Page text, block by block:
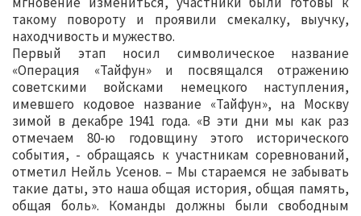
такому повороту и проявили смекалку, выучку,
находчивость и мужество.
Первый этап носил символическое название
«Операция «Тайфун» и посвящался отражению
советскими войсками немецкого наступления,
имевшего кодовое название «Тайфун», на Москву
зимой в декабре 1941 года. «В эти дни мы как раз
отмечаем 80-ю годовщину этого исторического
события, - обращаясь к участникам соревнований,
отметил Нейль Усенов. – Мы стараемся не забывать
такие даты, это наша общая история, общая память,
общая боль». Команды должны были свободным